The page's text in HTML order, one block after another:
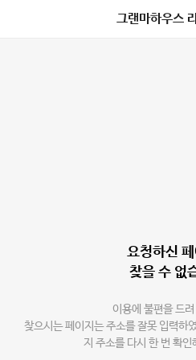
그랜마하우스
요청하신
찾을 수 없
이용에 불편을 드
찾으시는 페이지는 주소를 잘못 입력하
지 주소를 다시 한 번 확인